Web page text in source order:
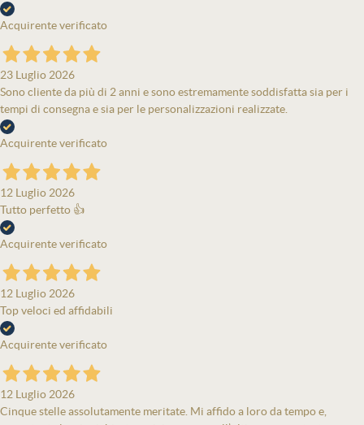
Acquirente verificato
23 Luglio 2026
Sono cliente da più di 2 anni e sono estremamente soddisfatta sia per i
tempi di consegna e sia per le personalizzazioni realizzate.
Acquirente verificato
12 Luglio 2026
Tutto perfetto 👍
Acquirente verificato
12 Luglio 2026
Top veloci ed affidabili
Acquirente verificato
12 Luglio 2026
Cinque stelle assolutamente meritate. Mi affido a loro da tempo e,